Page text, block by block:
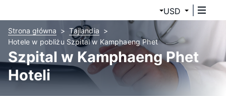
USD
Strona główna
Tajlandia
Hotele w pobliżu Szpital w Kamphaeng Phet
Szpital w Kamphaeng Phet
Hoteli